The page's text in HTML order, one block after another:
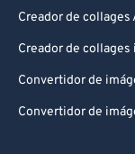
Creador de collages
Creador de collages
Convertidor de
Convertidor de